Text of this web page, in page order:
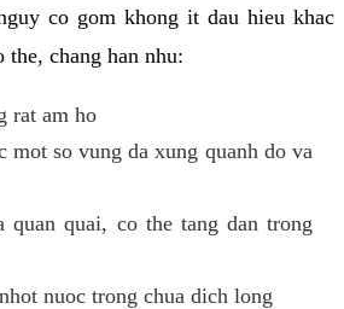
co gom khong it dau hieu khac
chang han nhu:
rat am ho
mot so vung da xung quanh do va
quan quai, co the tang dan trong
nuoc trong chua dich long